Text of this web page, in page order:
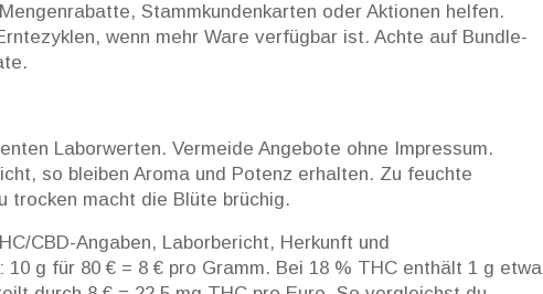
Stammkundenkarten oder Aktionen helfen.
wenn mehr Ware verfügbar ist. Achte auf Bundle-
Laborwerten. Vermeide Angebote ohne Impressum.
so bleiben Aroma und Potenz erhalten. Zu feuchte
trocken macht die Blüte brüchig.
CBD-Angaben, Laborbericht, Herkunft und
10 g für 80 € = 8 € pro Gramm. Bei 18 % THC enthält 1 g etwa